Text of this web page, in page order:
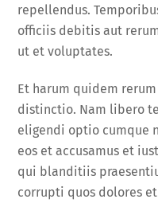
repellendus.
officiis debitis aut
ut et voluptates.
Et harum quidem
distinctio. Nam libero
eligendi optio cumque
eos et accusamus et
qui blanditiis
corrupti quos dolores